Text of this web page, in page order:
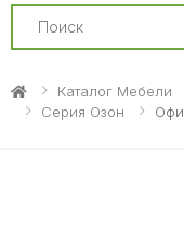
Search
Каталог Мебели
Серия Озон